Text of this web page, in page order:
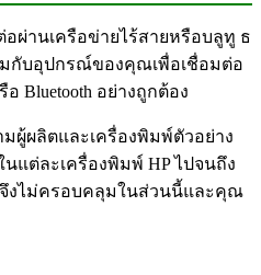
ผ่านเครือข่ายไร้สายหรือบลูทู ธ
กับอุปกรณ์ของคุณเพื่อเชื่อมต่อ
Bluetooth อย่างถูกต้อง
ผู้ผลิตและเครื่องพิมพ์ตัวอย่าง
แต่ละเครื่องพิมพ์ HP ไปจนถึง
จึงไม่ครอบคลุมในส่วนนี้และคุณ